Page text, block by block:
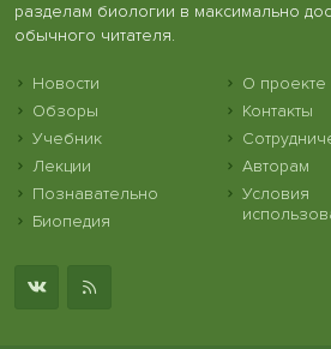
разделам биологии в максимально
обычного читателя.
Новости
Обзоры
Учебник
Лекции
Познавательно
Биопедия
О проекте
Контакты
Авторам
Условия